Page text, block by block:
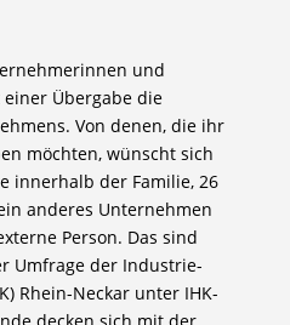
und
Übergabe die
Von denen, die ihr
möchten, wünscht sich
innerhalb der Familie, 26
anderes Unternehmen
Person. Das sind
Umfrage der Industrie-
Rhein-Neckar unter IHK-